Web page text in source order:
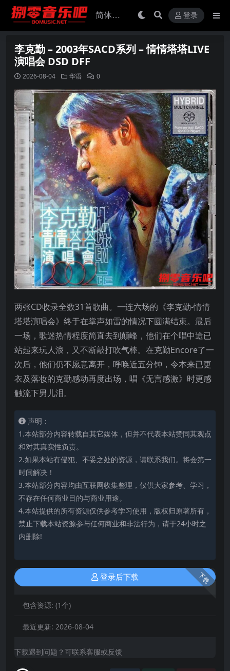
登录
李克勤 – 2003年SACD系列 – 情情塔塔LIVE
演唱会 DSD DFF
2026-08-04 华语 0
两张CD收录全数31首歌曲。一连六场的《李克勤-情情
塔塔演唱会》终于在掌声如雷的情况下圆满结束。最后
一场，歌迷热情程度简直去到颠峰，他们在个唱中途已
站起来玩人浪，又不断敲打吹气棒。在克勤Encore了一
次后，他们仍不愿意离开，呼唤近五分钟，令本来已更
衣及落妆的克勤感动再度出场，唱《无言感激》时更感
触流下男儿泪。
声明：
1.本站部分内容转载自其它媒体，但并不代表本站赞同其观点
和对其真实性负责。
2.如果本站有侵犯、不妥之处的资源，请联系我们。将会第一
时间解决！
3.本站部分内容均由互联网收集整理，仅供大家参考、学习，
不存在任何商业目的与商业用途。
4.本站提供的所有资源仅供参考学习使用，版权归原著所有，
禁止下载本站资源参与任何商业和非法行为，请于24小时之
内删除!
下载
登录后下载
包含资源: (1个)
最近更新: 2026-08-04
下载遇到问题？可联系客服或反馈